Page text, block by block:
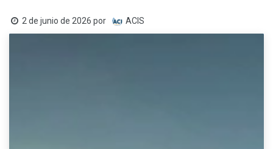
2 de junio de 2026 por ACIS